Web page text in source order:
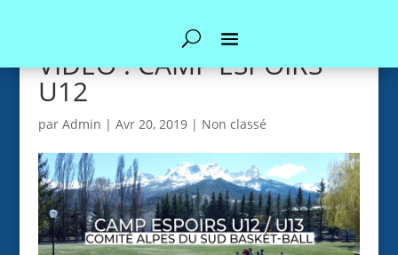
VIDEO : CAMP ESPOIRS
U12
par Admin | Avr 20, 2019| Non classé